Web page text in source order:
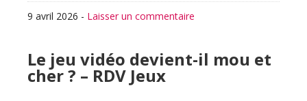
9 avril 2026 - Laisser un commentaire
Le jeu vidéo devient-il mou et
cher ? – RDV Jeux